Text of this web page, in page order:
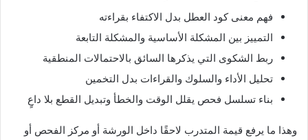
فهم معنى كود العطل بدل الاكتفاء بقراءته
التمييز بين المشكلة الأساسية والمشكلة التابعة
ربط الشكوى التي يذكرها السائق بالاحتمالات المنطقية
تحليل الأداء والسلوك والقراءات بدل التخمين
بناء تسلسل فحص يقلل الوقت والخطأ وتبديل القطع بلا داعٍ
وهذا ما يرفع قيمة المتدرب لاحقًا داخل الورشة أو مركز الفحص أو